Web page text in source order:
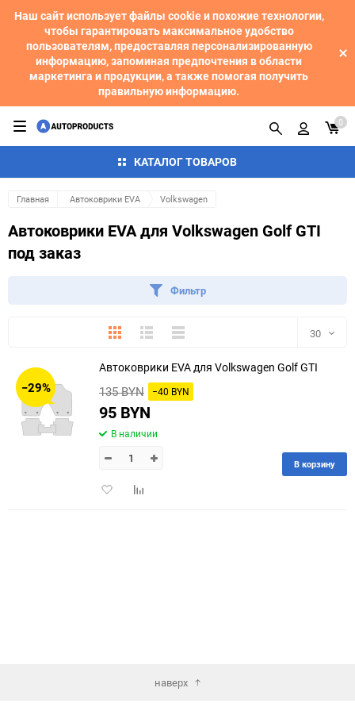
Наш сайт использует файлы cookie и похожие технологии,
чтобы гарантировать максимальное удобство
пользователям, предоставляя персонализированную
информацию, запоминая предпочтения в области
маркетинга и продукции, а также помогая получить
правильную информацию.
КАТАЛОГ ТОВАРОВ
0
Главная Автоковрики EVA Volkswagen
Автоковрики EVA для Volkswagen Golf GTI
под заказ
Фильтр
ПлиткаПодробноКомпактно 30
30
150
−29%
Автоковрики EVA для Volkswagen Golf GTI
135 BYN −40 BYN
95 BYN
В наличии
ДобавитьДобавить
В корзину
наверх